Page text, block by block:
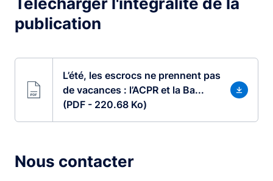
publication
L’été, les escrocs ne prennent pas
de vacances : l’ACPR et la Ba...
(PDF - 220.68 Ko)
Nous contacter